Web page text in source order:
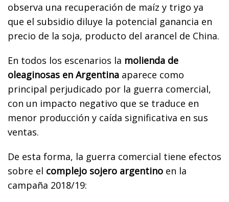
observa una recuperación de maíz y trigo ya
que el subsidio diluye la potencial ganancia en
precio de la soja, producto del arancel de China.
En todos los escenarios la molienda de
oleaginosas en Argentina aparece como
principal perjudicado por la guerra comercial,
con un impacto negativo que se traduce en
menor producción y caída significativa en sus
ventas.
De esta forma, la guerra comercial tiene efectos
sobre el complejo sojero argentino en la
campaña 2018/19: